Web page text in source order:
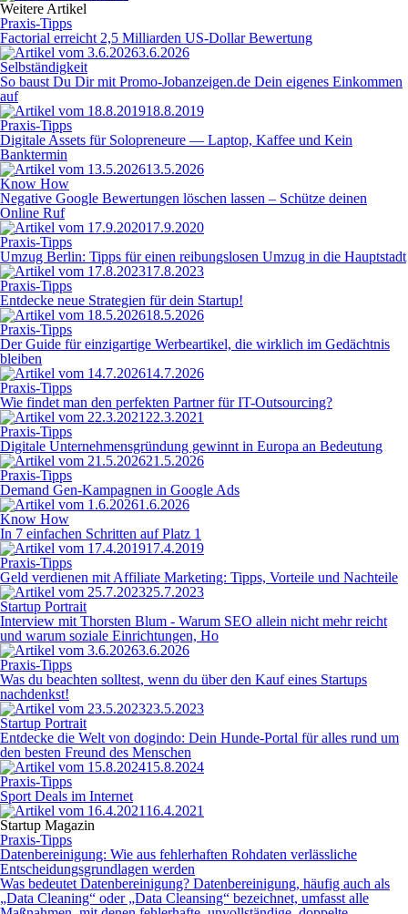
Weitere Artikel
Praxis-Tipps
Factorial erreicht 2,5 Milliarden US-Dollar Bewertung
3.6.2026
Selbständigkeit
So baust Du Dir mit Promo-Jobanzeigen.de Dein eigenes Einkommen
auf
18.8.2019
Praxis-Tipps
Digitale Assets für Solopreneure — Laptop, Kaffee und Kein
Banktermin
13.5.2026
Know How
Negative Google Bewertungen löschen lassen – Schütze deinen
Online Ruf
17.9.2020
Praxis-Tipps
Umzug Berlin: Tipps für einen reibungslosen Umzug in die Hauptstadt
17.8.2023
Praxis-Tipps
Entdecke neue Strategien für dein Startup!
18.5.2026
Praxis-Tipps
Der Guide für einzigartige Werbeartikel, die wirklich im Gedächtnis
bleiben
14.7.2026
Praxis-Tipps
Wie findet man den perfekten Partner für IT-Outsourcing?
22.3.2021
Praxis-Tipps
Digitale Unternehmensgründung gewinnt in Europa an Bedeutung
21.5.2026
Praxis-Tipps
Demand Gen-Kampagnen in Google Ads
1.6.2026
Know How
In 7 einfachen Schritten auf Platz 1
17.4.2019
Praxis-Tipps
Geld verdienen mit Affiliate Marketing: Tipps, Vorteile und Nachteile
25.7.2023
Startup Portrait
Interview mit Thorsten Blum - Warum SEO allein nicht mehr reicht
und warum soziale Einrichtungen, Ho
3.6.2026
Praxis-Tipps
Was du beachten solltest, wenn du über den Kauf eines Startups
nachdenkst!
23.5.2023
Startup Portrait
Entdecke die Welt von dogindo: Dein Hunde-Portal für alles rund um
den besten Freund des Menschen
15.8.2024
Praxis-Tipps
Sport Deals im Internet
16.4.2021
Startup Magazin
Praxis-Tipps
Datenbereinigung: Wie aus fehlerhaften Rohdaten verlässliche
Entscheidungsgrundlagen werden
Was bedeutet Datenbereinigung? Datenbereinigung, häufig auch als
„Data Cleaning“ oder „Data Cleansing“ bezeichnet, umfasst alle